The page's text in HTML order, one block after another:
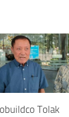
Tolak